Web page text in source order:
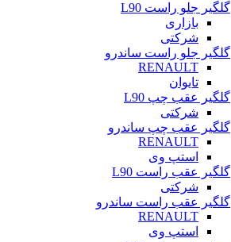
گلگیر جلو راست L90
بازاری
شرکتی
گلگیر جلو راست ساندرو
RENAULT
تایوان
گلگیر عقب چپ L90
شرکتی
گلگیر عقب چپ ساندرو
RENAULT
استپ وی
گلگیر عقب راست L90
شرکتی
گلگیر عقب راست ساندرو
RENAULT
استپ وی